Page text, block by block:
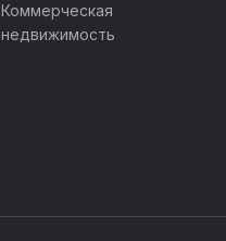
Коммерческая
недвижимость